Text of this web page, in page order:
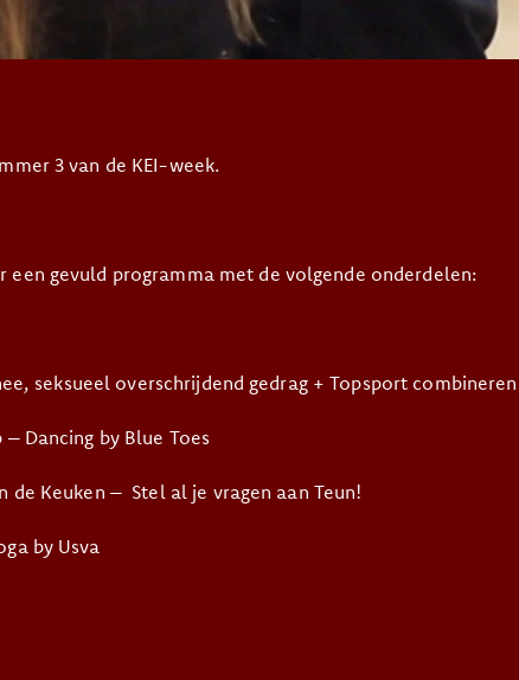
3 van de KEI-week.
een gevuld programma met de volgende onderdelen:
seksueel overschrijdend gedrag + Topsport
Dancing by Blue Toes
de Keuken – Stel al je vragen aan Teun!
by Usva